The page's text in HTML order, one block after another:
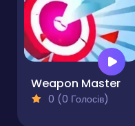
Weapon Master
0 (0 Голосів)